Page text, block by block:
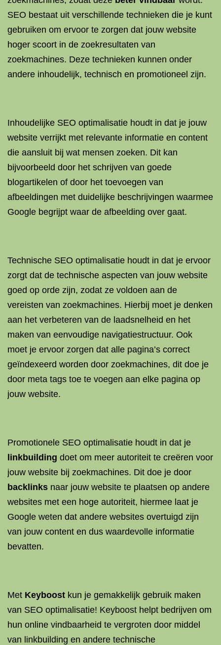
SEO bestaat uit verschillende technieken die je kunt
gebruiken om ervoor te zorgen dat jouw website
hoger scoort in de zoekresultaten van
zoekmachines. Deze technieken kunnen onder
andere inhoudelijk, technisch en promotioneel zijn.
Inhoudelijke SEO optimalisatie houdt in dat je jouw
website verrijkt met relevante informatie en content
die aansluit bij wat mensen zoeken. Dit kan
bijvoorbeeld door het schrijven van goede
blogartikelen of door het toevoegen van
afbeeldingen met duidelijke beschrijvingen waarmee
Google begrijpt waar de afbeelding over gaat.
Technische SEO optimalisatie houdt in dat je ervoor
zorgt dat de technische aspecten van jouw website
goed op orde zijn, zodat ze voldoen aan de
vereisten van zoekmachines. Hierbij moet je denken
aan het verbeteren van de laadsnelheid en het
maken van eenvoudige navigatiestructuur. Ook
moet je ervoor zorgen dat alle pagina’s correct
geïndexeerd worden door zoekmachines, dit doe je
door meta tags toe te voegen aan elke pagina op
jouw website.
Promotionele SEO optimalisatie houdt in dat je
linkbuilding doet om meer autoriteit te creëren voor
jouw website bij zoekmachines. Dit doe je door
backlinks naar jouw website te plaatsen op andere
websites met een hoge autoriteit, hiermee laat je
Google weten dat andere websites overtuigd zijn
van jouw content en dus waardevolle informatie
bevatten.
Met Keyboost kun je gemakkelijk gebruik maken
van SEO optimalisatie! Keyboost helpt bedrijven om
hun online vindbaarheid te vergroten door middel
van linkbuilding en andere technische